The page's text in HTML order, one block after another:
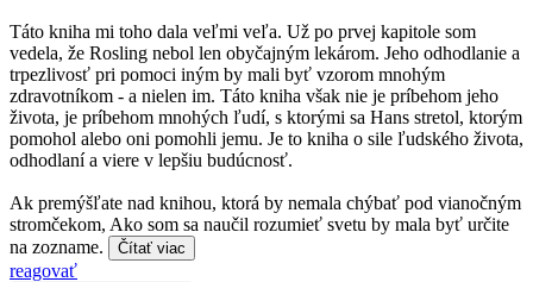
Táto kniha mi toho dala veľmi veľa. Už po prvej kapitole som
vedela, že Rosling nebol len obyčajným lekárom. Jeho odhodlanie a
trpezlivosť pri pomoci iným by mali byť vzorom mnohým
zdravotníkom - a nielen im. Táto kniha však nie je príbehom jeho
života, je príbehom mnohých ľudí, s ktorými sa Hans stretol, ktorým
pomohol alebo oni pomohli jemu. Je to kniha o sile ľudského života,
odhodlaní a viere v lepšiu budúcnosť.
Ak premýšľate nad knihou, ktorá by nemala chýbať pod vianočným
stromčekom, Ako som sa naučil rozumieť svetu by mala byť určite
na zozname.
Čítať viac
reagovať